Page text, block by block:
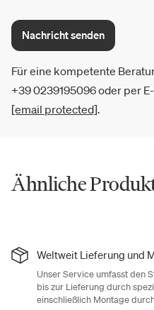
Nachricht senden
Für eine kompetente
+39 0239195096 oder per
[email protected].
Ähnliche
Weltweit Lieferung und
Unser Service umfasst den
bis zur Lieferung durch
einschließlich Montage